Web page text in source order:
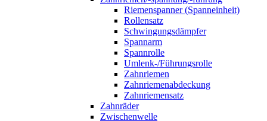
Riemenspanner (Spanneinheit)
Rollensatz
Schwingungsdämpfer
Spannarm
Spannrolle
Umlenk-/Führungsrolle
Zahnriemen
Zahnriemenabdeckung
Zahnriemensatz
Zahnräder
Zwischenwelle